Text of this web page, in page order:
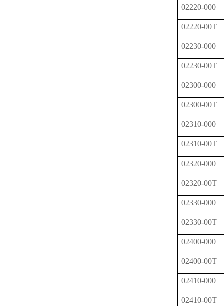
02220-000
02220-00T
02230-000
02230-00T
02300-000
02300-00T
02310-000
02310-00T
02320-000
02320-00T
02330-000
02330-00T
02400-000
02400-00T
02410-000
02410-00T